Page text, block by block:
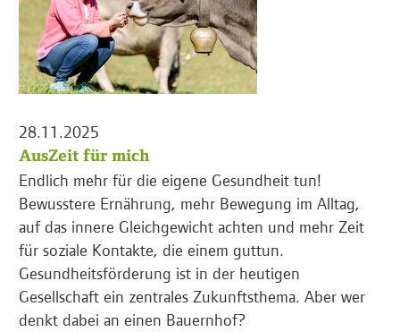
28.11.2025
AusZeit für mich
Endlich mehr für die eigene Gesundheit tun!
Bewusstere Ernährung, mehr Bewegung im Alltag,
auf das innere Gleichgewicht achten und mehr Zeit
für soziale Kontakte, die einem guttun.
Gesundheitsförderung ist in der heutigen
Gesellschaft ein zentrales Zukunftsthema. Aber wer
denkt dabei an einen Bauernhof?